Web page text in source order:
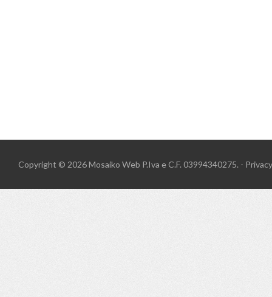
Copyright © 2026Mosaiko Web P.Iva e C.F. 03994340275. - Privacy